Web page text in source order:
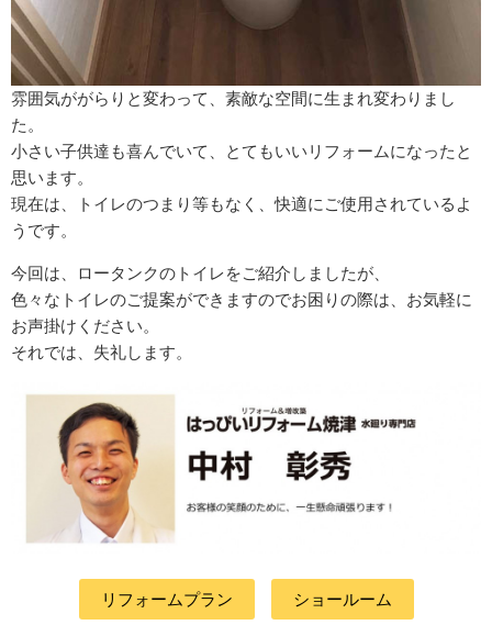
雰囲気ががらりと変わって、素敵な空間に生まれ変わりまし
た。
小さい子供達も喜んでいて、とてもいいリフォームになったと
思います。
現在は、トイレのつまり等もなく、快適にご使用されているよ
うです。
今回は、ロータンクのトイレをご紹介しましたが、
色々なトイレのご提案ができますのでお困りの際は、お気軽に
お声掛けください。
それでは、失礼します。
リフォームプラン ショールーム